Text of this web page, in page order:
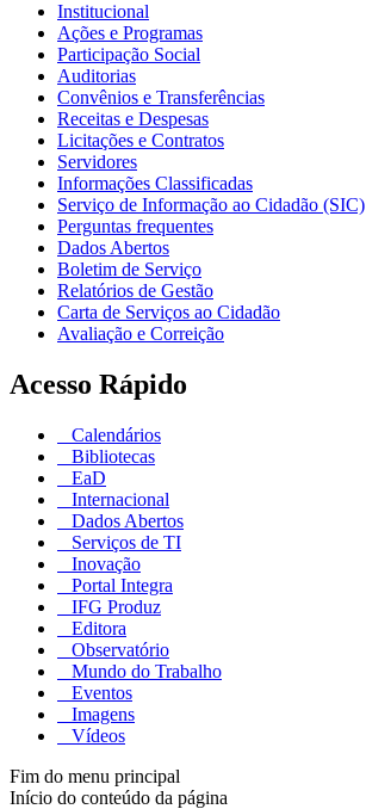
Institucional
Ações e Programas
Participação Social
Auditorias
Convênios e Transferências
Receitas e Despesas
Licitações e Contratos
Servidores
Informações Classificadas
Serviço de Informação ao Cidadão (SIC)
Perguntas frequentes
Dados Abertos
Boletim de Serviço
Relatórios de Gestão
Carta de Serviços ao Cidadão
Avaliação e Correição
Acesso Rápido
Calendários
Bibliotecas
EaD
Internacional
Dados Abertos
Serviços de TI
Inovação
Portal Integra
IFG Produz
Editora
Observatório
Mundo do Trabalho
Eventos
Imagens
Vídeos
Fim do menu principal
Início do conteúdo da página